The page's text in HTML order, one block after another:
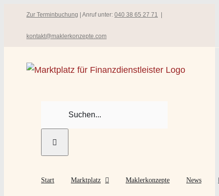
springen
Zur Terminbuchung | Anruf unter: 040 38 65 27 71
kontakt@maklerkonzepte.com
Start Marktplatz Maklerkonzepte News